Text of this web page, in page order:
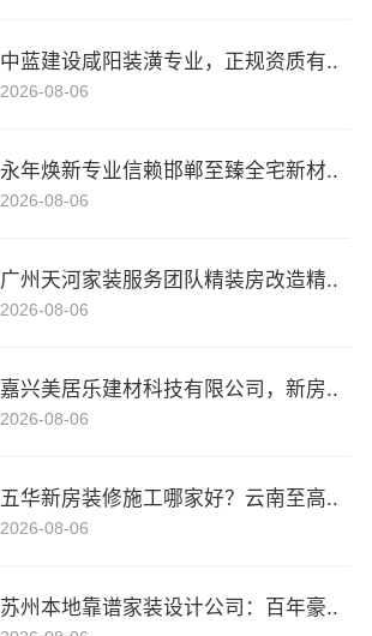
中蓝建设咸阳装潢专业，正规资质有..
2026-08-06
永年焕新专业信赖邯郸至臻全宅新材..
2026-08-06
广州天河家装服务团队精装房改造精..
2026-08-06
嘉兴美居乐建材科技有限公司，新房..
2026-08-06
五华新房装修施工哪家好？云南至高..
2026-08-06
苏州本地靠谱家装设计公司：百年豪..